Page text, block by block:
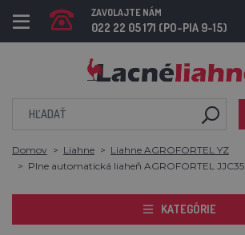
ZAVOLAJTE NÁM
022 22 05 171 (PO-PIA 9-15)
Domov Liahne
Liahne AGROFORTEL YZ
Plne automatická liaheň AGROFORTEL JJC35
KATEGÓRIE